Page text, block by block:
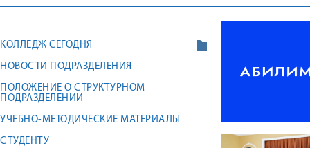
КОЛЛЕДЖ СЕГОДНЯ
НОВОСТИ ПОДРАЗДЕЛЕНИЯ
ПОЛОЖЕНИЕ О СТРУКТУРНОМ
ПОДРАЗДЕЛЕНИИ
УЧЕБНО-МЕТОДИЧЕСКИЕ МАТЕРИАЛЫ
СТУДЕНТУ